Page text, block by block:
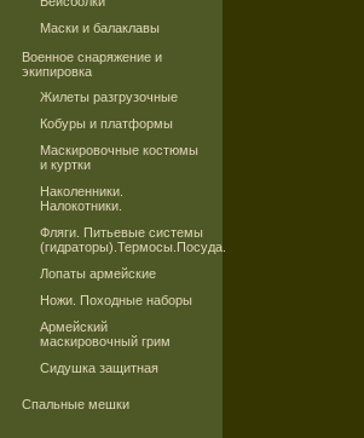
Маски и балаклавы
Военное снаряжение и
экипировка
Жилеты разгрузочные
Кобуры и платформы
Маскировочные костюмы
и куртки
Наколенники.
Налокотники.
Фляги. Питьевые системы
(гидраторы).Термосы.Посуда.
Лопаты армейские
Ножи. Походные наборы
Армейский
маскировочный грим
Сидушка защитная
Спальные мешки